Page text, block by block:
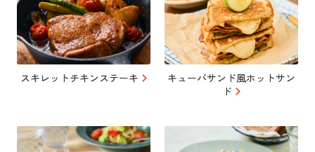
スキレットチキンステーキ
キューバサンド風ホットサン
ド